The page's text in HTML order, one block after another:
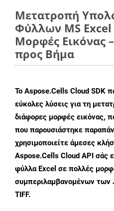
Μετατροπή
Φύλλων MS Excel
Μορφές Εικόνας
προς Βήμα
Το Aspose.Cells Cloud SDK
εύκολες λύσεις για τη
διάφορες μορφές εικόνας,
που παρουσιάστηκε
χρησιμοποιείτε άμεσες
Aspose.Cells Cloud API σάς
φύλλα Excel σε πολλές
συμπεριλαμβανομένων των
TIFF.